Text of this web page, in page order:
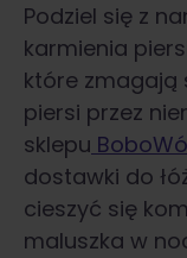
Podziel się z
karmienia
które zmagają
piersi przez
sklepu
dostawki do
cieszyć się
maluszka w